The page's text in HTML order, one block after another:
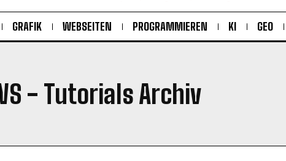
GRAFIK WEBSEITEN PROGRAMMIEREN KI GEO
- Tutorials Archiv